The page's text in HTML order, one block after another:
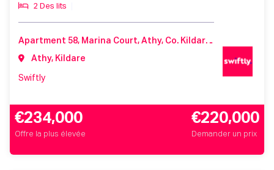
2 Des lits
Apartment 58, Marina Court, Athy, Co. Kildare, R14 A306
Athy, Kildare
Swiftly
€234,000
Offre la plus élevée
€220,000
Demander un prix